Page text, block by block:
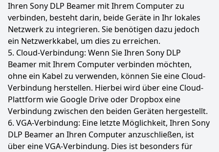
Ihren Sony DLP Beamer mit Ihrem Computer zu
verbinden, besteht darin, beide Geräte in Ihr lokales
Netzwerk zu integrieren. Sie benötigen dazu jedoch
ein Netzwerkkabel, um dies zu erreichen.
5. Cloud-Verbindung: Wenn Sie Ihren Sony DLP
Beamer mit Ihrem Computer verbinden möchten,
ohne ein Kabel zu verwenden, können Sie eine Cloud-
Verbindung herstellen. Hierbei wird über eine Cloud-
Plattform wie Google Drive oder Dropbox eine
Verbindung zwischen den beiden Geräten hergestellt.
6. VGA-Verbindung: Eine letzte Möglichkeit, Ihren Sony
DLP Beamer an Ihren Computer anzuschließen, ist
über eine VGA-Verbindung. Dies ist besonders für